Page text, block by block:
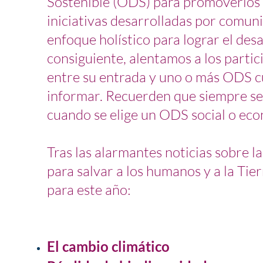
iniciativas desarrolladas por
enfoque holístico para lograr el
consiguiente, alentamos a los
entre su entrada y uno o más ODS
informar. Recuerden que siempre
cuando se elige un ODS social o
Tras las alarmantes noticias sobre
para salvar a los humanos y a la
para este año:
El cambio climático